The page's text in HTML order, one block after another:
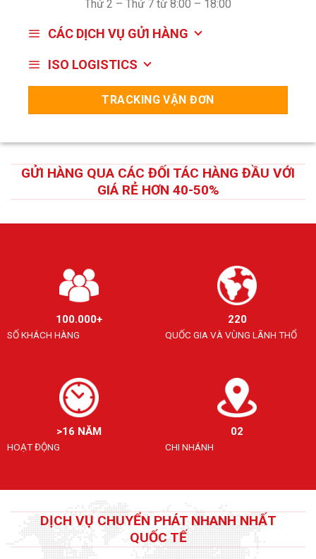
Thứ 2 – Thứ 7 từ 8:00 – 18:00
CÁC DỊCH VỤ GỬI HÀNG
ISO LOGISTICS
TRACKING VẬN ĐƠN
GỬI HÀNG QUA CÁC ĐỐI TÁC HÀNG ĐẦU VỚI
GIÁ RẺ HƠN 40-50%
100.000+
SỐ KHÁCH HÀNG
220
QUỐC GIA VÀ VÙNG LÃNH THỔ
>16 NĂM
HOẠT ĐỘNG
02
CHI NHÁNH
DỊCH VỤ CHUYỂN PHÁT NHANH NHẤT
QUỐC TẾ